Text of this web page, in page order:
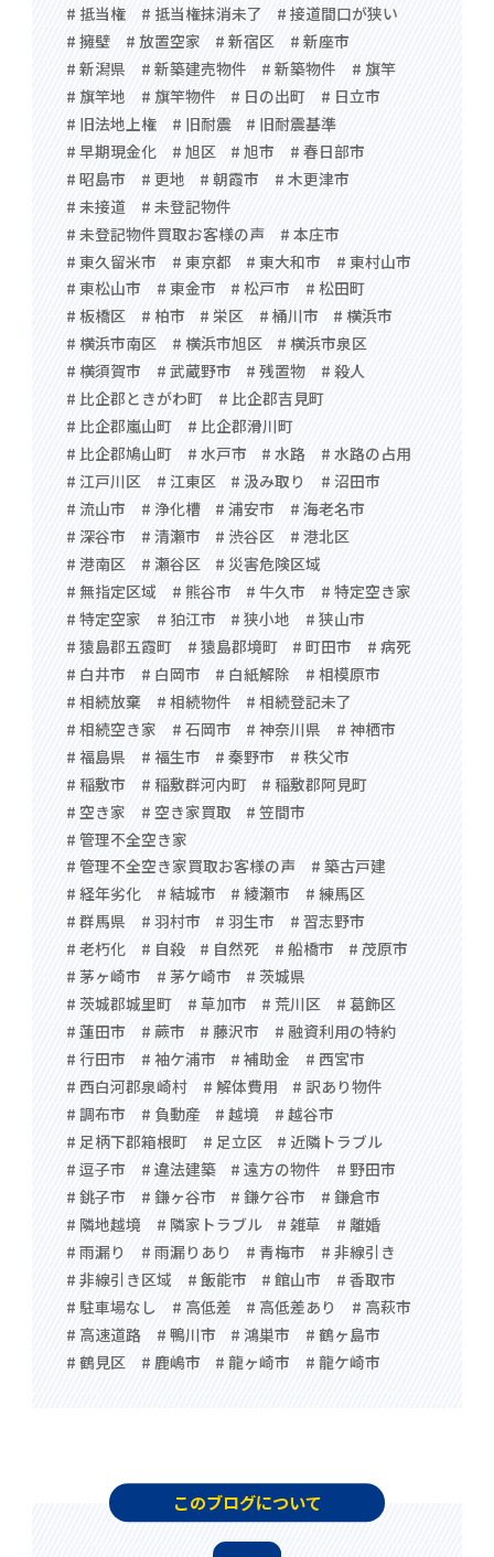
# 抵当権
# 抵当権抹消未了
# 接道間口が狭い
# 擁壁
# 放置空家 # 新宿区
# 新座市
# 新潟県
# 新築建売物件 # 新築物件
# 旗竿
# 旗竿地
# 旗竿物件 # 日の出町
# 日立市
# 旧法地上権
# 旧耐震
# 旧耐震基準
# 早期現金化
# 旭区 # 旭市
# 春日部市
# 昭島市
# 更地 # 朝霞市
# 木更津市
# 未接道
# 未登記物件
# 未登記物件買取お客様の声
# 本庄市
# 東久留米市
# 東京都 # 東大和市
# 東村山市
# 東松山市
# 東金市 # 松戸市
# 松田町
# 板橋区
# 柏市 # 栄区 # 桶川市
# 横浜市
# 横浜市南区
# 横浜市旭区
# 横浜市泉区
# 横須賀市
# 武蔵野市 # 残置物
# 殺人
# 比企郡ときがわ町
# 比企郡吉見町
# 比企郡嵐山町
# 比企郡滑川町
# 比企郡鳩山町
# 水戸市 # 水路
# 水路の占用
# 江戸川区
# 江東区 # 汲み取り
# 沼田市
# 流山市
# 浄化槽 # 浦安市
# 海老名市
# 深谷市
# 清瀬市 # 渋谷区
# 港北区
# 港南区
# 瀬谷区
# 災害危険区域
# 無指定区域
# 熊谷市 # 牛久市
# 特定空き家
# 特定空家
# 狛江市 # 狭小地
# 狭山市
# 猿島郡五霞町
# 猿島郡境町 # 町田市
# 病死
# 白井市
# 白岡市 # 白紙解除
# 相模原市
# 相続放棄
# 相続物件
# 相続登記未了
# 相続空き家
# 石岡市 # 神奈川県
# 神栖市
# 福島県
# 福生市 # 秦野市
# 秩父市
# 稲敷市
# 稲敷群河内町
# 稲敷郡阿見町
# 空き家
# 空き家買取
# 笠間市
# 管理不全空き家
# 管理不全空き家買取お客様の声
# 築古戸建
# 経年劣化
# 結城市 # 綾瀬市
# 練馬区
# 群馬県
# 羽村市 # 羽生市
# 習志野市
# 老朽化
# 自殺 # 自然死 # 船橋市
# 茂原市
# 茅ヶ崎市
# 茅ケ崎市
# 茨城県
# 茨城郡城里町
# 草加市 # 荒川区
# 葛飾区
# 蓮田市
# 蕨市 # 藤沢市
# 融資利用の特約
# 行田市
# 袖ケ浦市 # 補助金
# 西宮市
# 西白河郡泉崎村
# 解体費用
# 訳あり物件
# 調布市
# 負動産 # 越境
# 越谷市
# 足柄下郡箱根町
# 足立区
# 近隣トラブル
# 逗子市
# 違法建築 # 遠方の物件
# 野田市
# 銚子市
# 鎌ヶ谷市 # 鎌ケ谷市
# 鎌倉市
# 隣地越境
# 隣家トラブル # 雑草
# 離婚
# 雨漏り
# 雨漏りあり # 青梅市
# 非線引き
# 非線引き区域
# 飯能市 # 館山市
# 香取市
# 駐車場なし
# 高低差 # 高低差あり
# 高萩市
# 高速道路
# 鴨川市 # 鴻巣市
# 鶴ヶ島市
# 鶴見区
# 鹿嶋市 # 龍ヶ崎市 # 龍ケ崎市
このブログについて